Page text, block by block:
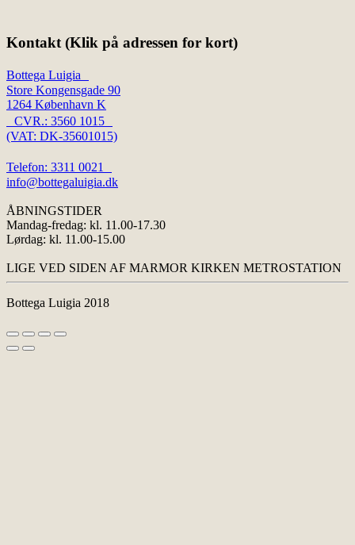
Kontakt (Klik på adressen for kort)
Bottega Luigia
Store Kongensgade 90
1264 København K
CVR.: 3560 1015
(VAT: DK-35601015)
Telefon: 3311 0021
info@bottegaluigia.dk
ÅBNINGSTIDER
Mandag-fredag: kl. 11.00-17.30
Lørdag: kl. 11.00-15.00
LIGE VED SIDEN AF MARMOR KIRKEN METROSTATION
Bottega Luigia 2018